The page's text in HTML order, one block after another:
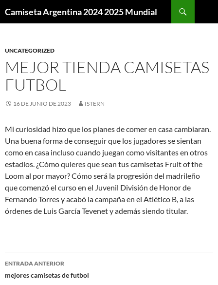
Camiseta Argentina 2024 2025 Mundial
UNCATEGORIZED
MEJOR TIENDA CAMISETAS
FUTBOL
16 DE JUNIO DE 2023 ISTERN
Mi curiosidad hizo que los planes de comer en casa cambiaran.
Una buena forma de conseguir que los jugadores se sientan
como en casa incluso cuando juegan como visitantes en otros
estadios. ¿Cómo quieres que sean tus camisetas Fruit of the
Loom al por mayor? Cómo será la progresión del madrileño
que comenzó el curso en el Juvenil División de Honor de
Fernando Torres y acabó la campaña en el Atlético B, a las
órdenes de Luis García Tevenet y además siendo titular.
Navegación
de
ENTRADA ANTERIOR
mejores camisetas de futbol